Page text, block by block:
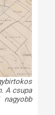
A csupa